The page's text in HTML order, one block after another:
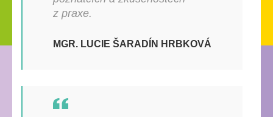
z praxe.
MGR. LUCIE ŠARADÍN HRBKOVÁ